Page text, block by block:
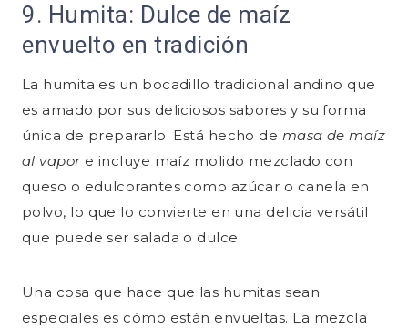
9. Humita: Dulce de maíz
envuelto en tradición
La humita es un bocadillo tradicional andino que
es amado por sus deliciosos sabores y su forma
única de prepararlo. Está hecho de masa de maíz
al vapor e incluye maíz molido mezclado con
queso o edulcorantes como azúcar o canela en
polvo, lo que lo convierte en una delicia versátil
que puede ser salada o dulce.
Una cosa que hace que las humitas sean
especiales es cómo están envueltas. La mezcla